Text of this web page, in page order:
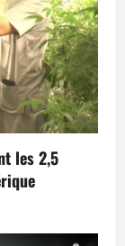
les 2,5